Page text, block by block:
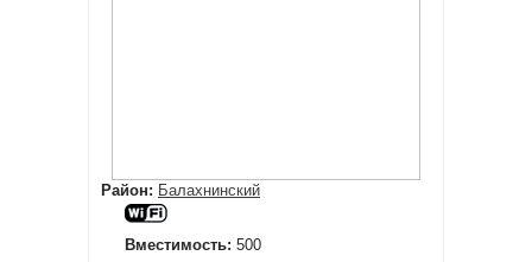
Район: Балахнинский
Вместимость: 500